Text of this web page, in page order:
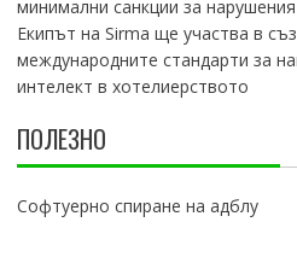
минимални санкции за
Екипът на Sirma ще участва в
международните стандарти за
интелект в хотелиерството
ПОЛЕЗНО
Софтуерно спиране на адблу